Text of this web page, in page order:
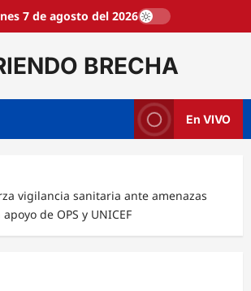
7 de agosto del 2026
BRECHA
En VIVO
vigilancia sanitaria ante amenazas
de OPS y UNICEF